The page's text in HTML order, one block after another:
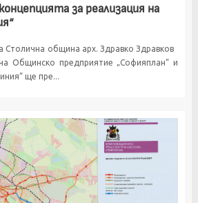
за реализация на
Столична община арх. Здравко Здравков
Общинско предприятие „Софияплан“ и
ще пре...